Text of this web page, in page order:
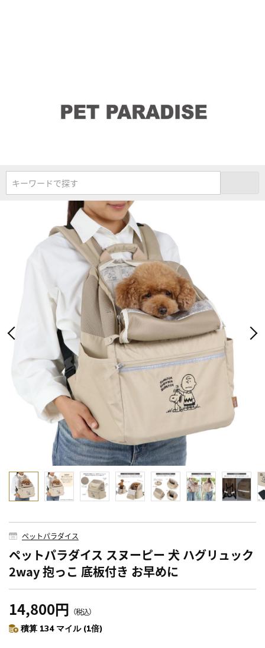
キーワードで探す
ペットパラダイス
ペットパラダイス スヌーピー 犬 ハグリュック
2way 抱っこ 底板付き お早めに
14,800円 （税込）
積算 134 マイル (1倍)